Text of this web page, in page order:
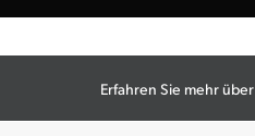
Erfahren Sie mehr über